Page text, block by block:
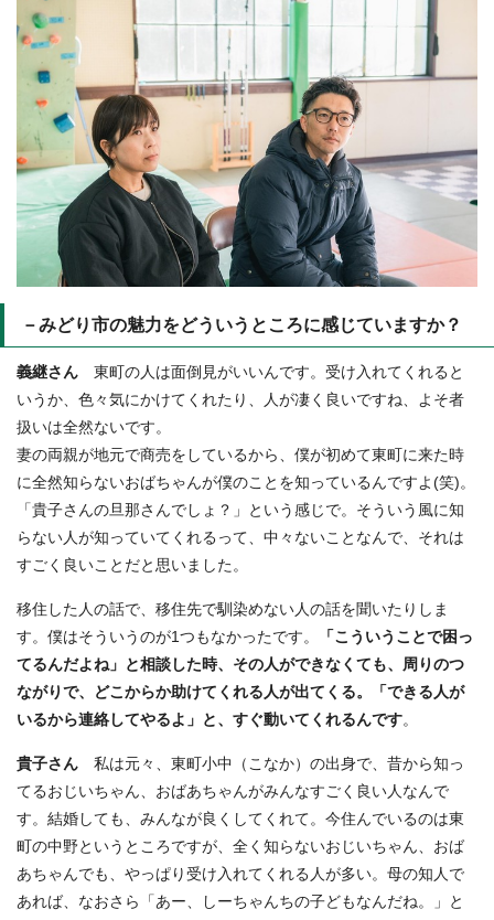
－みどり市の魅力をどういうところに感じていますか？
義継さん 東町の人は面倒見がいいんです。受け入れてくれると
いうか、色々気にかけてくれたり、人が凄く良いですね、よそ者
扱いは全然ないです。
妻の両親が地元で商売をしているから、僕が初めて東町に来た時
に全然知らないおばちゃんが僕のことを知っているんですよ(笑)。
「貴子さんの旦那さんでしょ？」という感じで。そういう風に知
らない人が知っていてくれるって、中々ないことなんで、それは
すごく良いことだと思いました。
移住した人の話で、移住先で馴染めない人の話を聞いたりしま
す。僕はそういうのが1つもなかったです。
「こういうことで困っ
てるんだよね」と相談した時、その人ができなくても、周りのつ
ながりで、どこからか助けてくれる人が出てくる。「できる人が
いるから連絡してやるよ」と、すぐ動いてくれるんです。
貴子さん 私は元々、東町小中（こなか）の出身で、昔から知っ
てるおじいちゃん、おばあちゃんがみんなすごく良い人なんで
す。結婚しても、みんなが良くしてくれて。今住んでいるのは東
町の中野というところですが、全く知らないおじいちゃん、おば
あちゃんでも、やっぱり受け入れてくれる人が多い。母の知人で
あれば、なおさら「あー、しーちゃんちの子どもなんだね。」と